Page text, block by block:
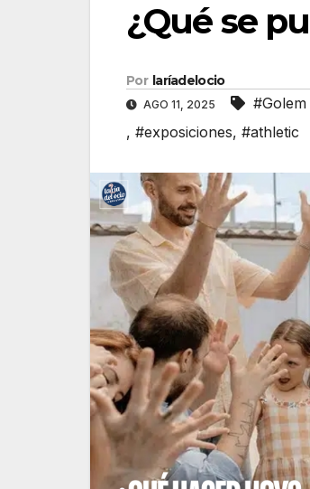
¿Qué se
Por laríadelocio
AGO 11, 2025
, #exposiciones, #athletic